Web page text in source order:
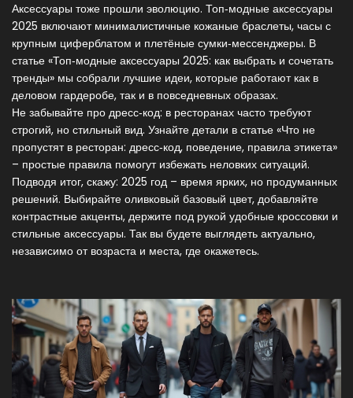
Аксессуары тоже прошли эволюцию. Топ‑модные аксессуары
2025 включают минималистичные кожаные браслеты, часы с
крупным циферблатом и плетёные сумки‑мессенджеры. В
статье «Топ‑модные аксессуары 2025: как выбрать и сочетать
тренды» мы собрали лучшие идеи, которые работают как в
деловом гардеробе, так и в повседневных образах.
Не забывайте про дресс‑код: в ресторанах часто требуют
строгий, но стильный вид. Узнайте детали в статье «Что не
пропустят в ресторан: дресс‑код, поведение, правила этикета»
– простые правила помогут избежать неловких ситуаций.
Подводя итог, скажу: 2025 год – время ярких, но продуманных
решений. Выбирайте оливковый базовый цвет, добавляйте
контрастные акценты, держите под рукой удобные кроссовки и
стильные аксессуары. Так вы будете выглядеть актуально,
независимо от возраста и места, где окажетесь.